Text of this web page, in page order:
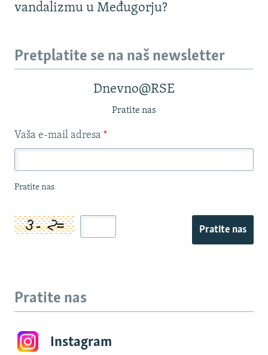
vandalizmu u Međugorju?
Pretplatite se na naš newsletter
Dnevno@RSE
Pratite nas
Vaša e-mail adresa *
Pratite nas
Pratite nas
Pratite nas
Instagram